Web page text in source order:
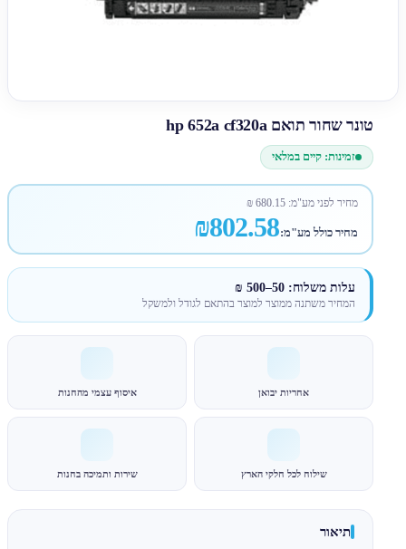
טונר שחור תואם hp 652a cf320a
זמינות: קיים במלאי
מחיר לפני מע"מ:680.15
₪
מחיר כולל מע"מ:₪802.58
עלות משלוח: 50–500 ₪
המחיר משתנה ממוצר למוצר בהתאם לגודל ולמשקל
אחריות יבואן איסוף עצמי מהחנות
שילוח לכל חלקי הארץ שירות ותמיכה בחנות
תיאור